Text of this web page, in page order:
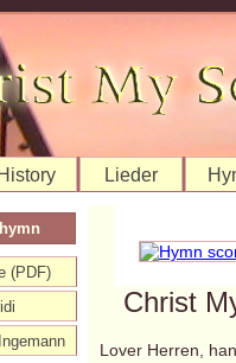
History Lieder
Christ
Lover Herren,
(PDF)